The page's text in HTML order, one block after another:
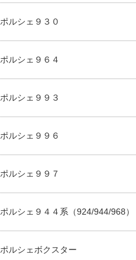
ポルシェ９３０
ポルシェ９６４
ポルシェ９９３
ポルシェ９９６
ポルシェ９９７
ポルシェ９４４系（924/944/968）
ポルシェボクスター